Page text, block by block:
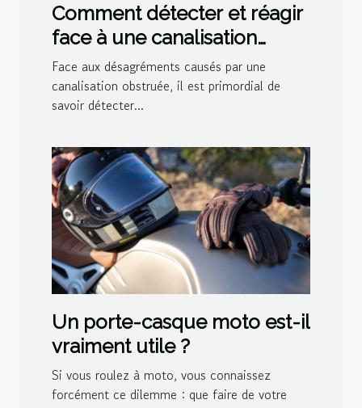
Comment détecter et réagir
face à une canalisation
bouchée
Face aux désagréments causés par une
canalisation obstruée, il est primordial de
savoir détecter...
Un porte-casque moto est-il
vraiment utile ?
Si vous roulez à moto, vous connaissez
forcément ce dilemme : que faire de votre